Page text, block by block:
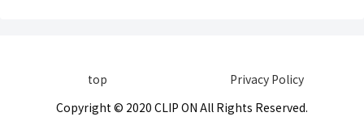
top
Privacy Policy
Copyright © 2020 CLIP ON All Rights Reserved.